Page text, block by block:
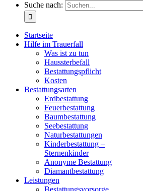
Suche nach:
Startseite
Hilfe im Trauerfall
Was ist zu tun
Haussterbefall
Bestattungspflicht
Kosten
Bestattungsarten
Erdbestattung
Feuerbestattung
Baumbestattung
Seebestattung
Naturbestattungen
Kinderbestattung –
Sternenkinder
Anonyme Bestattung
Diamantbestattung
Leistungen
Bestattungsvorsorge